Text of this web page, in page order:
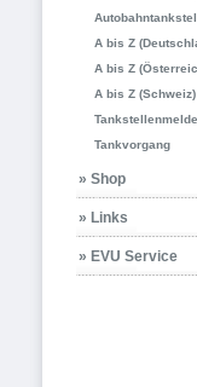
A bis Z
A bis Z
A bis Z (Schweiz)
Tankvorgang
» Shop
» Links
» EVU Service